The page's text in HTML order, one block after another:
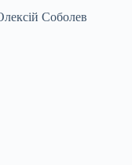
Соболев